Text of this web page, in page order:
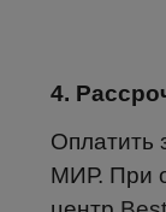
4.
Оплатить
МИР. При